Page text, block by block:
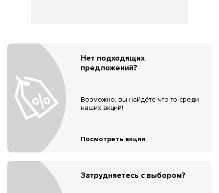
Нет подходящих
предложений?
Возможно, вы найдёте что-то среди
наших акций!
Посмотреть акции
Затрудняетесь с выбором?